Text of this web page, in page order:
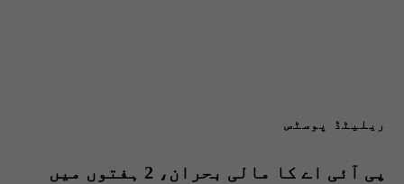
ریلیٹڈ پوسٹس
پی آئی اے کا مالی بحران، 2 ہفتوں میں